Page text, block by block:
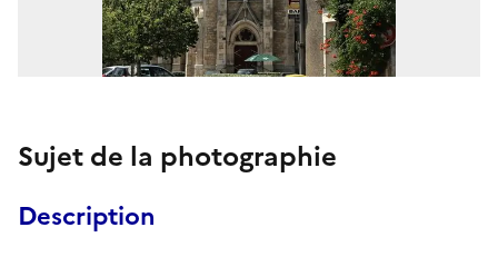
Sujet de la photographie
Description